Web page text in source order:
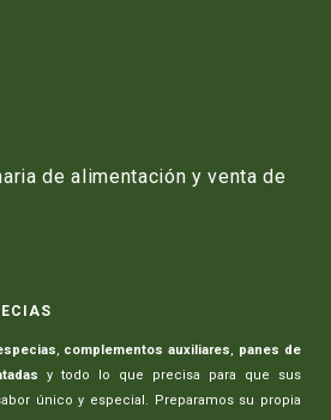
de alimentación y venta de
, complementos auxiliares, panes de
y todo lo que precisa para que sus
único y especial. Preparamos su propia